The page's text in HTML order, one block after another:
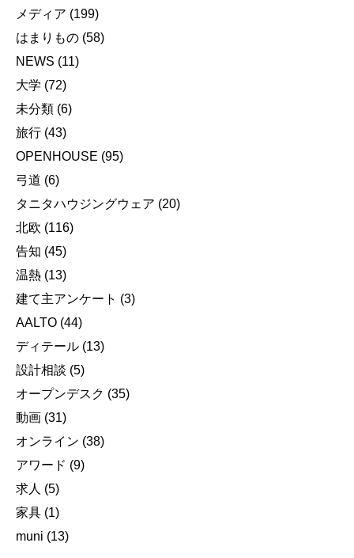
メディア (199)
はまりもの (58)
NEWS (11)
大学 (72)
未分類 (6)
旅行 (43)
OPENHOUSE (95)
弓道 (6)
タニタハウジングウェア (20)
北欧 (116)
告知 (45)
温熱 (13)
建て主アンケート (3)
AALTO (44)
ディテール (13)
設計相談 (5)
オープンデスク (35)
動画 (31)
オンライン (38)
アワード (9)
求人 (5)
家具 (1)
muni (13)